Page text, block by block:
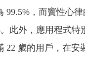
99.5%，而竇性心
此外，應用程式特
22 歲的用戶，在安